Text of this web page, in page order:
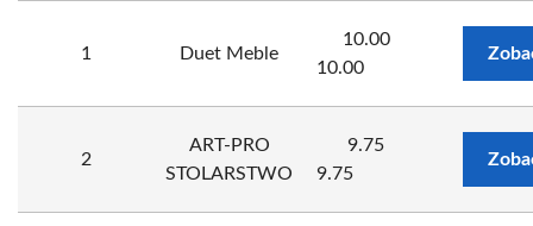
1 Duet Meble
10.00
10.00
2
ART-PRO
STOLARSTWO
9.75
9.75